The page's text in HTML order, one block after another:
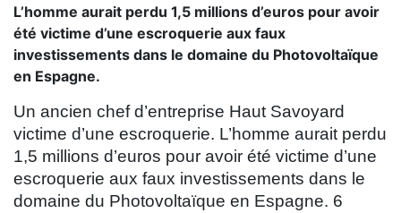
L’homme aurait perdu 1,5 millions d’euros pour avoir
été victime d’une escroquerie aux faux
investissements dans le domaine du Photovoltaïque
en Espagne.
Un ancien chef d’entreprise Haut Savoyard
victime d’une escroquerie. L’homme aurait perdu
1,5 millions d’euros pour avoir été victime d’une
escroquerie aux faux investissements dans le
domaine du Photovoltaïque en Espagne. 6